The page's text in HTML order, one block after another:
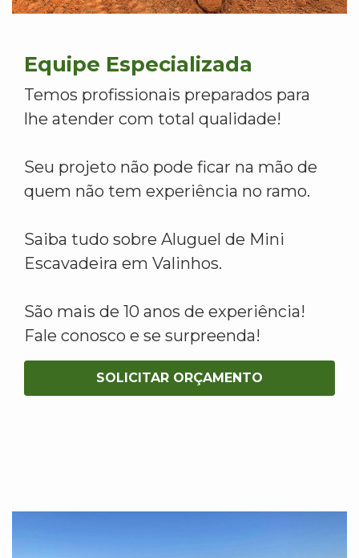
Equipe Especializada
Temos profissionais preparados para
lhe atender com total qualidade!
Seu projeto não pode ficar na mão de
quem não tem experiência no ramo.
Saiba tudo sobre Aluguel de Mini
Escavadeira em Valinhos.
São mais de 10 anos de experiência!
Fale conosco e se surpreenda!
SOLICITAR ORÇAMENTO